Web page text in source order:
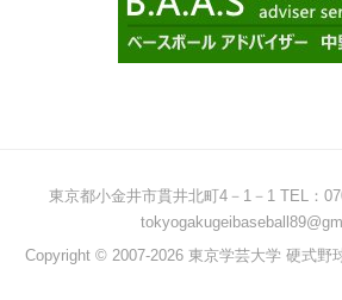
東京都小金井市貫井北町4－1－1 TEL：
Copyright © 2007-2026 東京学芸大学 硬式野